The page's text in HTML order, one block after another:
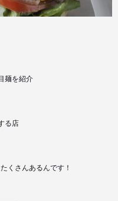
麺を紹介
る店
くさんあるんです！